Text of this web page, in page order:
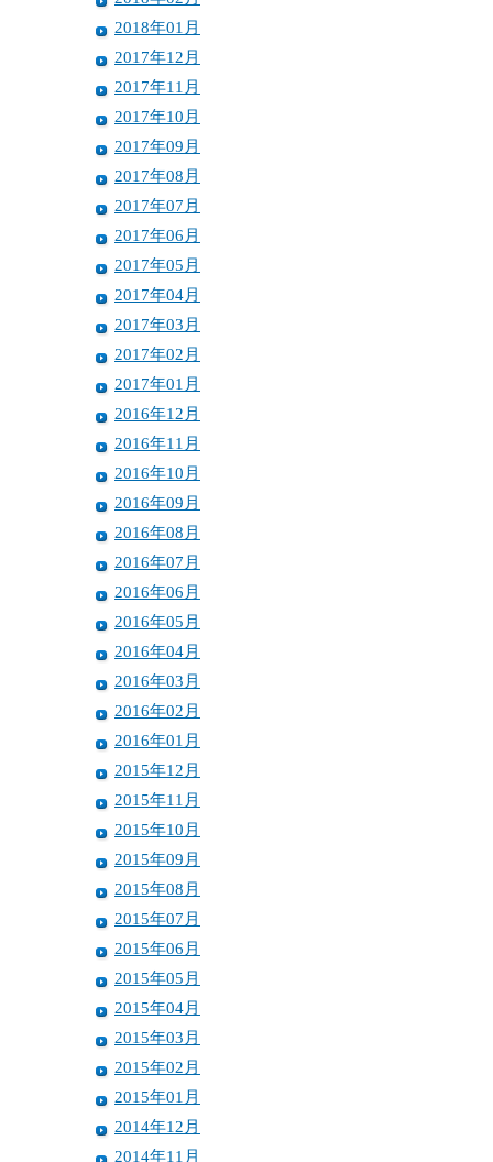
2018年01月
2017年12月
2017年11月
2017年10月
2017年09月
2017年08月
2017年07月
2017年06月
2017年05月
2017年04月
2017年03月
2017年02月
2017年01月
2016年12月
2016年11月
2016年10月
2016年09月
2016年08月
2016年07月
2016年06月
2016年05月
2016年04月
2016年03月
2016年02月
2016年01月
2015年12月
2015年11月
2015年10月
2015年09月
2015年08月
2015年07月
2015年06月
2015年05月
2015年04月
2015年03月
2015年02月
2015年01月
2014年12月
2014年11月